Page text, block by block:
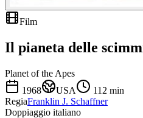
Film
Il pianeta delle
Planet of the Apes
1968
USA 112 min
RegiaFranklin J. Schaffner
Doppiaggio italiano